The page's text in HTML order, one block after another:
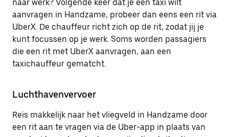
naar werk? Volgende keer dat je een taxi wilt
aanvragen in Handzame, probeer dan eens een rit via
UberX. De chauffeur richt zich op de rit, zodat jij je
kunt focussen op je werk. Soms worden passagiers
die een rit met UberX aanvragen, aan een
taxichauffeur gematcht.
Luchthavenvervoer
Reis makkelijk naar het vliegveld in Handzame door
een rit aan te vragen via de Uber-app in plaats van